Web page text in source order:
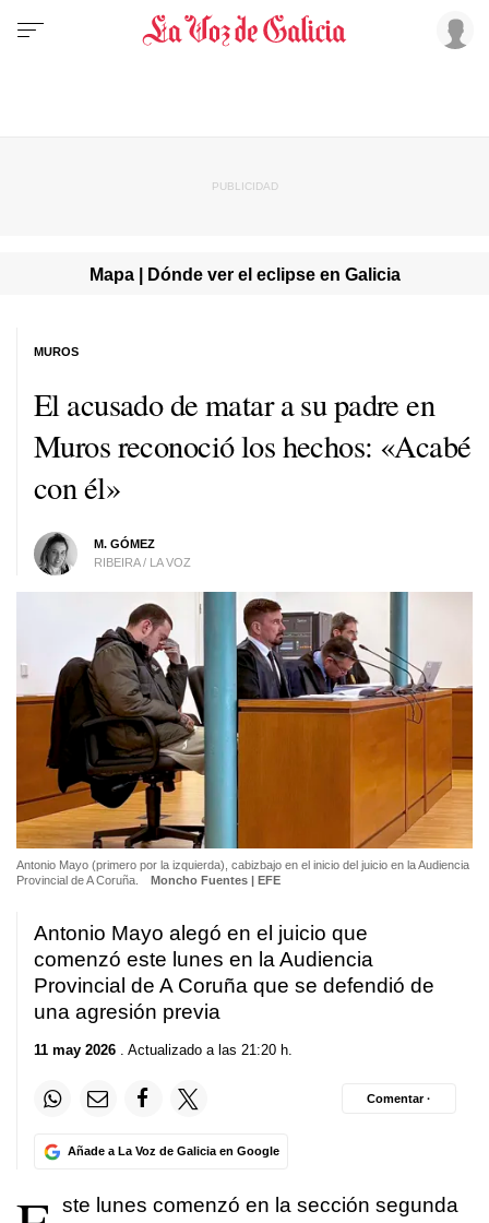
Mapa | Dónde ver el eclipse en Galicia
El acusado de matar a su padre en
Muros reconoció los hechos: «Acabé
con él»
M. GÓMEZ
RIBEIRA / LA VOZ
MUROS
Antonio Mayo (primero por la izquierda), cabizbajo en el inicio del juicio en la Audiencia
Provincial de A Coruña.
Moncho Fuentes | EFE
Antonio Mayo alegó en el juicio que
comenzó este lunes en la Audiencia
Provincial de A Coruña que se defendió de
una agresión previa
11 may 2026 . Actualizado a las 21:20 h.
Añade a La Voz de Galicia en Google
Comentar ·
ste lunes comenzó en la sección segunda